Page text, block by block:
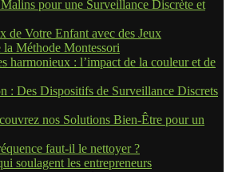
pour une Surveillance Discrète et
de Votre Enfant avec des Jeux
la Méthode Montessori
harmonieux : l’impact de la couleur et de
: Des Dispositifs de Surveillance Discrets
nos Solutions Bien-Être pour un
faut-il le nettoyer ?
soulagent les entrepreneurs